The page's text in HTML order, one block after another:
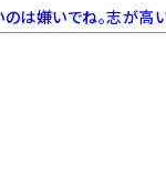
は嫌いでね。志が